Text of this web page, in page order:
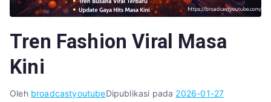
Tren Fashion Viral Masa
Kini
Oleh broadcastyoutubeDipublikasi pada 2026-01-27